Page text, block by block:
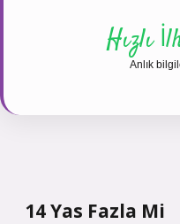
Hızlı
Anlık
14 Yas Fazla Mi